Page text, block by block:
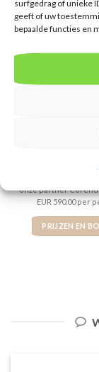
surfgedrag of unieke
geeft of uw
bepaalde functies en
4 sterren
onze partner
EUR 590.00 per
PRIJZEN EN